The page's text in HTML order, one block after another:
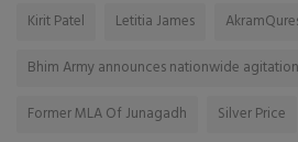
Kirit Patel Letitia James
Bhim Army announces nationwide agitation
Former MLA Of Junagadh
Silver Price